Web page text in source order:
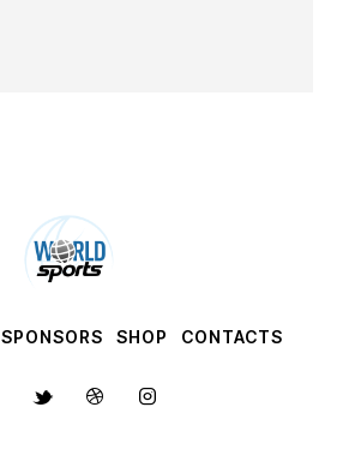
SPONSORS SHOP CONTACTS